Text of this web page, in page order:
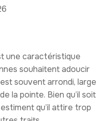
une caractéristique
souhaitent adoucir
souvent arrondi, large
la pointe. Bien qu’il soit
qu’il attire trop